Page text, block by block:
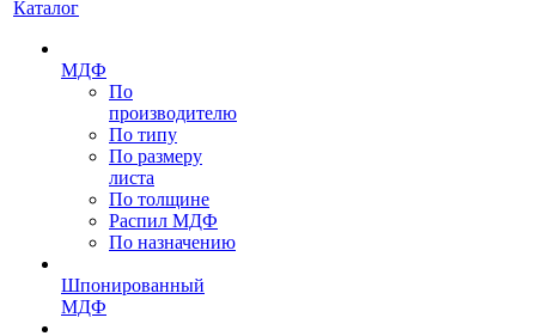
Каталог
МДФ
По
производителю
По типу
По размеру
листа
По толщине
Распил МДФ
По назначению
Шпонированный
МДФ